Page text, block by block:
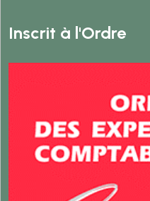
Inscrit à l'Ordre